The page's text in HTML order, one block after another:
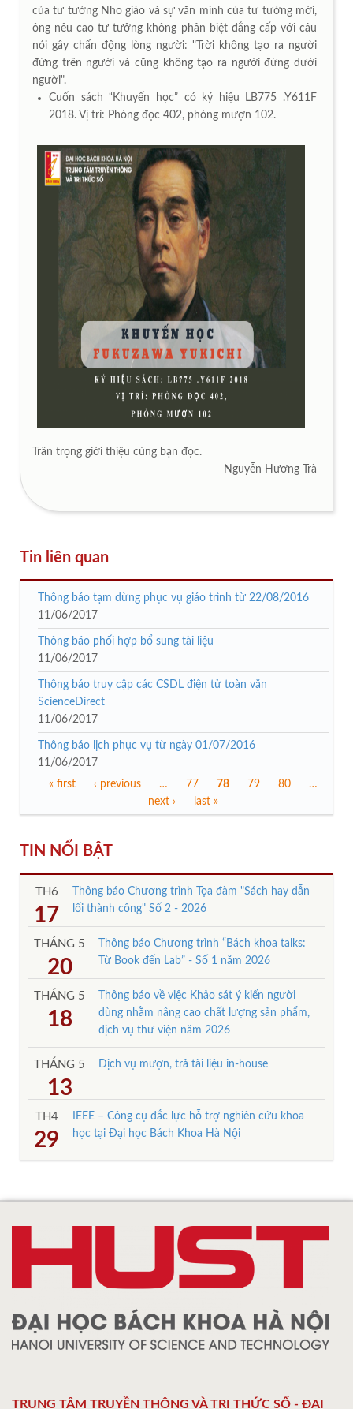
của tư tưởng Nho giáo và sự văn minh của tư tưởng mới,
ông nêu cao tư tưởng không phân biệt đẳng cấp với câu
nói gây chấn động lòng người: "Trời không tạo ra người
đứng trên người và cũng không tạo ra người đứng dưới
người".
Cuốn sách “Khuyến học” có ký hiệu LB775 .Y611F
2018. Vị trí: Phòng đọc 402, phòng mượn 102.
Trân trọng giới thiệu cùng bạn đọc.
Nguyễn Hương Trà
Tin liên quan
Thông báo tạm dừng phục vụ giáo trình từ 22/08/2016
11/06/2017
Thông báo phối hợp bổ sung tài liệu
11/06/2017
Thông báo truy cập các CSDL điện tử toàn văn
ScienceDirect
11/06/2017
Thông báo lịch phục vụ từ ngày 01/07/2016
11/06/2017
Trang« first ‹ previous … 77 78 79 80
…
next ›
last »
TIN NỔI BẬT
TH6
17
Thông báo Chương trình Tọa đàm "Sách hay dẫn
lối thành công" Số 2 - 2026
THÁNG 5
20
Thông báo Chương trình “Bách khoa talks:
Từ Book đến Lab” - Số 1 năm 2026
THÁNG 5
18
Thông báo về việc Khảo sát ý kiến người
dùng nhằm nâng cao chất lượng sản phẩm,
dịch vụ thư viện năm 2026
THÁNG 5
13
Dịch vụ mượn, trả tài liệu in-house
TH4
29
IEEE – Công cụ đắc lực hỗ trợ nghiên cứu khoa
học tại Đại học Bách Khoa Hà Nội
TRUNG TÂM TRUYỀN THÔNG VÀ TRI THỨC SỐ - ĐẠI